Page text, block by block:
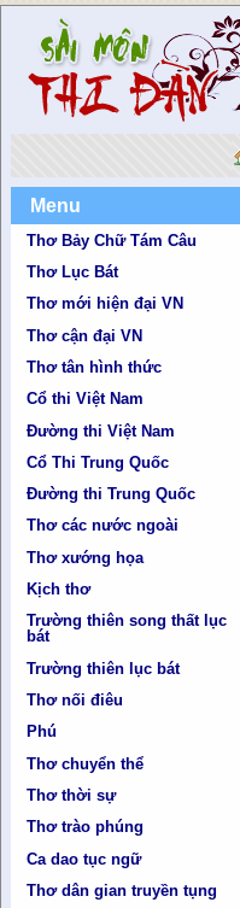
Menu
Thơ Bảy Chữ Tám Câu
Thơ Lục Bát
Thơ mới hiện đại VN
Thơ cận đại VN
Thơ tân hình thức
Cổ thi Việt Nam
Đường thi Việt Nam
Cổ Thi Trung Quốc
Đường thi Trung Quốc
Thơ các nước ngoài
Thơ xướng họa
Kịch thơ
Trường thiên song thất lục
bát
Trường thiên lục bát
Thơ nối điêu
Phú
Thơ chuyển thể
Thơ thời sự
Thơ trào phúng
Ca dao tục ngữ
Thơ dân gian truyền tụng